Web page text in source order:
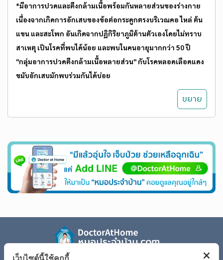
*มีอาการปวดและตึงกล้ามเนื้อพร้อมกันหลายส่วนของร่างกาย
เนื่องจากเกิดการอักเสบของข้อต่อกระดูกตรงบริเวณคอ ไหล่ ต้น
แขน และสะโพก อันเกิดจากปฏิกิริยาภูมิต้านตัวเองโดยไม่ทราบ
สาเหตุ เป็นโรคที่พบได้น้อย และพบในคนอายุมากกว่า 50 ปี
"กลุ่มอาการปวดตึงกล้ามเนื้อหลายส่วน" กับโรคหลอดเลือดแดง
ขมับอักเสบมักพบร่วมกันได้บ่อย
เว็บไซต์นี้ใช้คุกกี้